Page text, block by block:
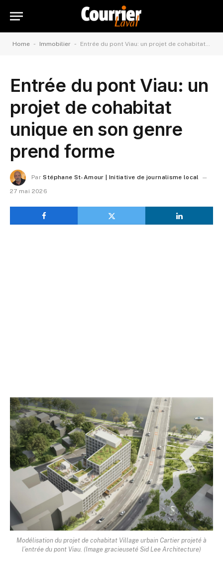
Home - Immobilier - Entrée du pont Viau: un projet de cohabitat unique en son genre prend forme
Entrée du pont Viau: un
projet de cohabitat
unique en son genre
prend forme
Par Stéphane St-Amour | Initiative de journalisme local
27 mai 2026
Modélisation du projet de cohabitat Village urbain Cartier projeté à
l’entrée du pont Viau. (Image gracieuseté Sid Lee Architecture)